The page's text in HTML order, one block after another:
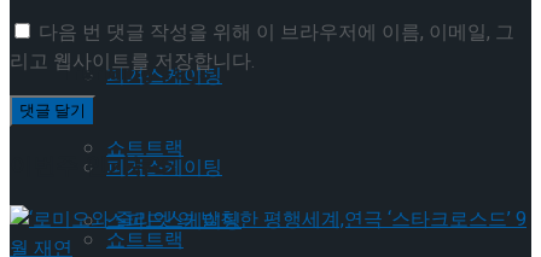
피겨스케이팅
쇼트트랙
스피드스케이팅
Trending Tags
피겨스케이팅
쇼트트랙
다음 번 댓글 작성을 위해 이 브라우저에 이름, 이메일, 그
리고 웹사이트를 저장합니다.
이번주 인기뉴스